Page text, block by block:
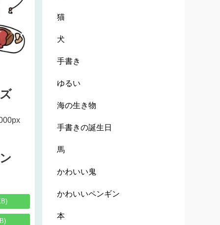
猫
犬
手書き
ゆるい
海の生き物
手書きの誕生日
馬
かわいい鬼
かわいいペンギン
本